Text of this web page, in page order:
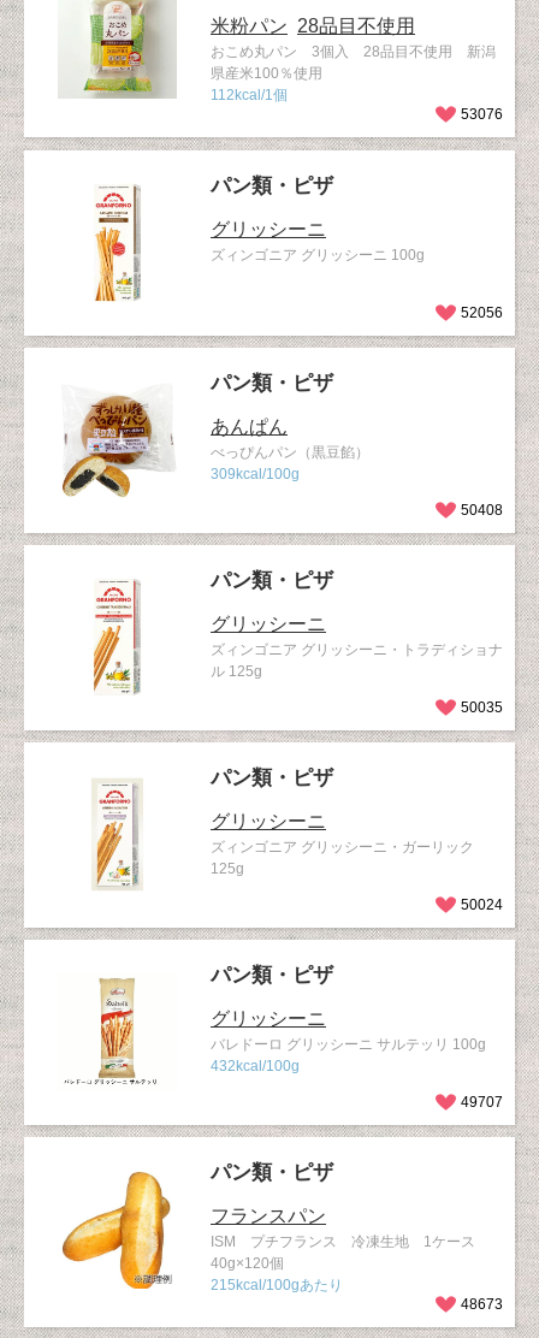
米粉パン 28品目不使用
おこめ丸パン 3個入 28品目不使用 新潟
県産米100％使用
112kcal/1個
53076
パン類・ピザ
グリッシーニ
ズィンゴニア グリッシーニ 100g
52056
パン類・ピザ
あんぱん
べっぴんパン（黒豆餡）
309kcal/100g
50408
パン類・ピザ
グリッシーニ
ズィンゴニア グリッシーニ・トラディショナ
ル 125g
50035
パン類・ピザ
グリッシーニ
ズィンゴニア グリッシーニ・ガーリック
125g
50024
パン類・ピザ
グリッシーニ
バレドーロ グリッシーニ サルテッリ 100g
432kcal/100g
49707
パン類・ピザ
フランスパン
ISM プチフランス 冷凍生地 1ケース
40g×120個
215kcal/100gあたり
48673